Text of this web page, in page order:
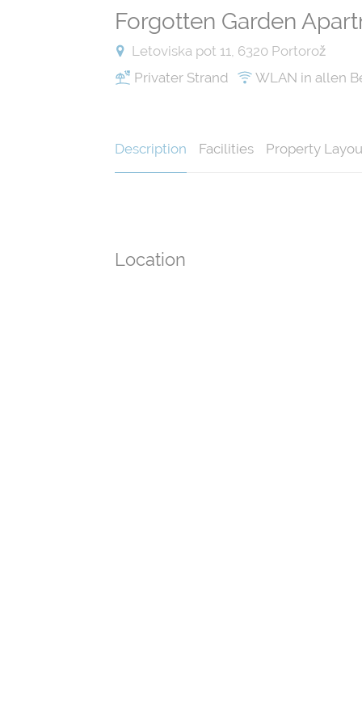
Forgotten Garden
Letoviska pot 11, 6320 Portorož
Privater Strand
WLAN in allen
Description Facilities Property
Location